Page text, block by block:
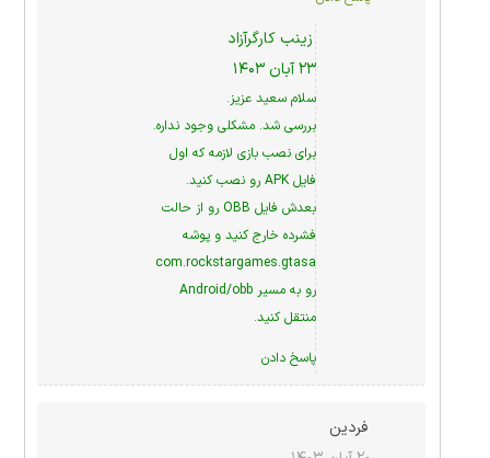
زینب کارگرآزاد
۲۳ آبان ۱۴۰۳
سلام سعید عزیز.
بررسی شد. مشکلی وجود نداره.
برای نصب بازی لازمه که اول
فایل APK رو نصب کنید.
بعدش فایل OBB رو از حالت
فشرده خارج کنید و پوشه
com.rockstargames.gtasa
رو به مسیر Android/obb
منتقل کنید.
پاسخ دادن
فردین